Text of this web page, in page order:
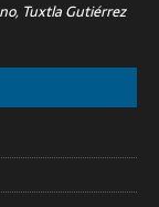
Tuxtla Gutiérrez